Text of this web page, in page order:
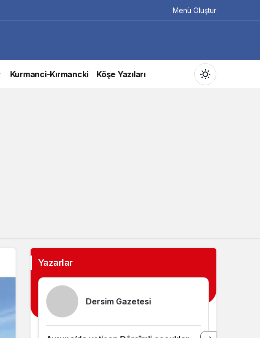
Menü Oluştur
Kurmanci-Kırmancki Köşe Yazıları
Yazarlar
Dersim Gazetesi